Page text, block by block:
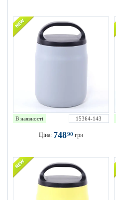
В наявності 15364-143
Ціна: 74890 грн